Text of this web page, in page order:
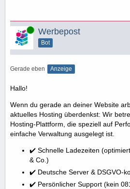
Online Werbepost
Bot
Gerade eben Anzeige
Hallo!
Wenn du gerade an deiner Website
aktuelles Hosting überdenkst: Wir
Hosting-Plattform, die speziell auf
einfache Verwaltung ausgelegt ist.
✔️ Schnelle Ladezeiten
& Co.)
✔️ Deutsche Server & DSGVO-
✔️ Persönlicher Support (kein